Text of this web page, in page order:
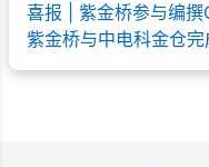
喜报 | 紫金桥参与编
紫金桥与中电科金仓